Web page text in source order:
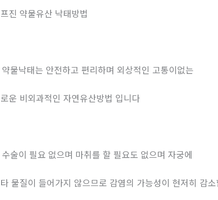
진 약물유산 낙태방법
약물낙태는 안전하고 편리하며 외상적인 고통이없는
운 비외과적인 자연유산방법 입니다
술이 필요 없으며 마취를 할 필요도 없으며 자궁에
물질이 들어가지 않으므로 감염의 가능성이 현저히 감